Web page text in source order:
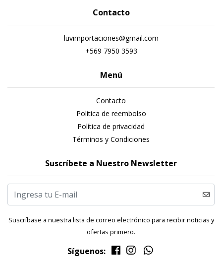
Contacto
luvimportaciones@gmail.com
+569 7950 3593
Menú
Contacto
Politica de reembolso
Política de privacidad
Términos y Condiciones
Suscríbete a Nuestro Newsletter
Suscríbase a nuestra lista de correo electrónico para recibir noticias y
ofertas primero.
Síguenos: